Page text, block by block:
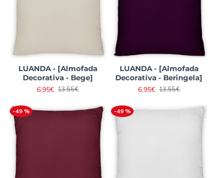
LUANDA - [Almofada
Decorativa - Bege]
6,95€ 13,55€
LUANDA - [Almofada
Decorativa - Beringela]
6,95€ 13,55€
-49 % -49 %